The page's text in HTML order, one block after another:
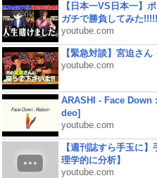
【日本一VS日本一】
ガチで勝負してみた
youtube.com
【緊急対談】宮迫さ
youtube.com
ARASHI - Face
deo]
youtube.com
【週刊誌すら手玉に
理学的に分析】
youtube.com